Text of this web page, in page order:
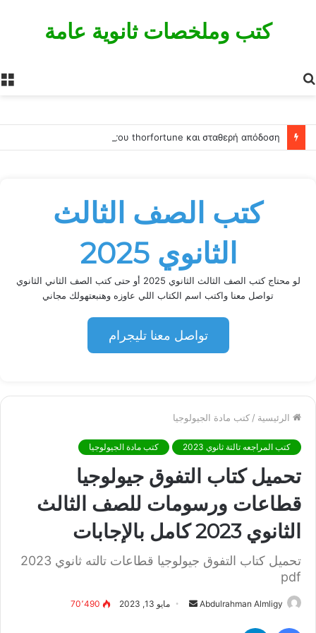
كتب وملخصات ثانوية عامة
كتب الصف الثالث
الثانوي 2025
لو محتاج كتب الصف الثالث الثانوي 2025 أو حتى كتب الصف الثاني الثانوي
تواصل معنا واكتب اسم الكتاب اللي عاوزه وهنبعتهولك مجاني
تواصل معنا تليجرام
الرئيسية / كتب مادة الجيولوجيا
كتب المراجعه تالتة ثانوي 2023 كتب مادة الجيولوجيا
تحميل كتاب التفوق جيولوجيا
قطاعات ورسومات للصف الثالث
الثانوي 2023 كامل بالإجابات
تحميل كتاب التفوق جيولوجيا قطاعات تالته ثانوي 2023
pdf
Abdulrahman Almligy
أرسل مايو 13, 2023 70٬490
فيسبوك